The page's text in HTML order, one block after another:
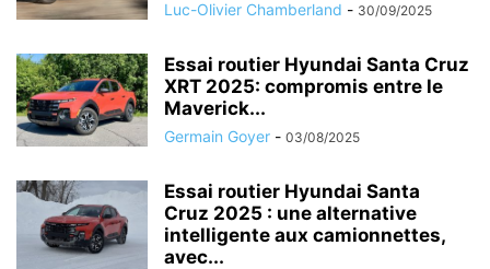
Luc-Olivier Chamberland - 30/09/2025
Essai routier Hyundai Santa Cruz
XRT 2025: compromis entre le
Maverick...
Germain Goyer - 03/08/2025
Essai routier Hyundai Santa
Cruz 2025 : une alternative
intelligente aux camionnettes,
avec...